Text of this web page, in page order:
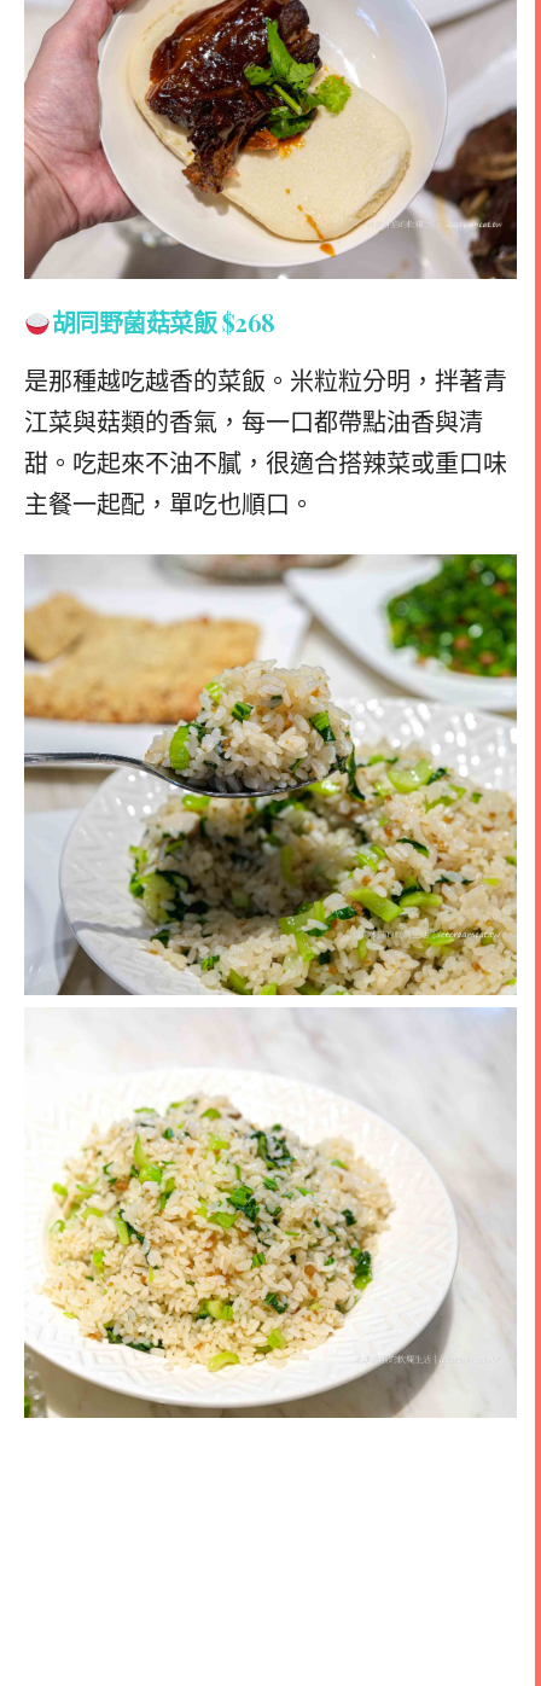
胡同野菌菇菜飯 $268
是那種越吃越香的菜飯。米粒粒分明，拌著青
江菜與菇類的香氣，每一口都帶點油香與清
甜。吃起來不油不膩，很適合搭辣菜或重口味
主餐一起配，單吃也順口。